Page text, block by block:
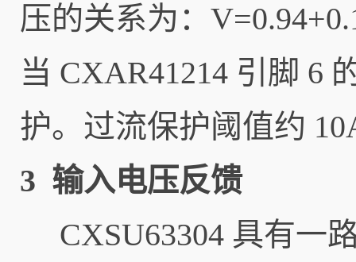
压的关系为：
当 CXAR41214 引脚 6
护。过流保护阈值约
3 输入电压反馈
CXSU63304 具有一